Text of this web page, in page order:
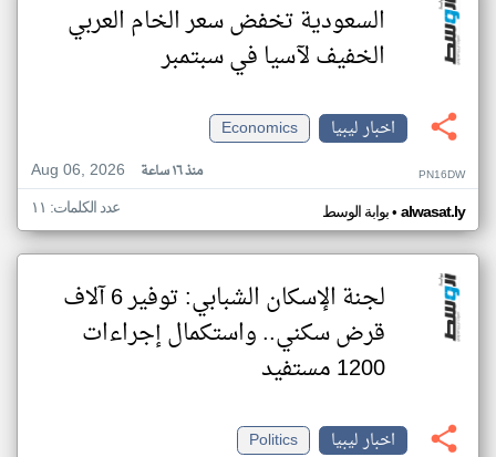
السعودية تخفض سعر الخام العربي
الخفيف لآسيا في سبتمبر
اخبار ليبيا
Economics
Aug 06, 2026
منذ ١٦ ساعة PN16DW
بوابة الوسط• alwasat.ly عدد الكلمات: ١١
لجنة الإسكان الشبابي: توفير 6 آلاف
قرض سكني.. واستكمال إجراءات
1200 مستفيد
اخبار ليبيا
Politics